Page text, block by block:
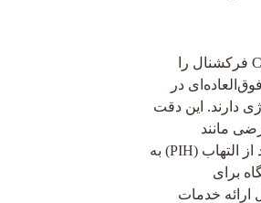
راژین مدل‌هایی از CO2 فرکشنال را
در
دارند. این دقت
مانند
سوختگی یا لک‌های بعد از التهاب (PIH) به
برای
ارائه خدمات